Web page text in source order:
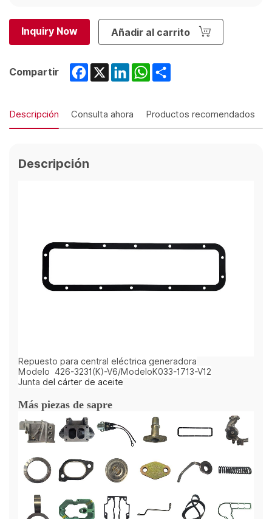
Inquiry Now Añadir al carrito
Compartir Facebook
X LinkedInWhatsApp
Descripción Consulta ahora Productos recomendados
Descripción
Repuesto para central eléctrica generadora
Modelo 426-3231(K)-V6/ModeloK033-1713-V12
Junta del cárter de aceite
Más piezas de sapre